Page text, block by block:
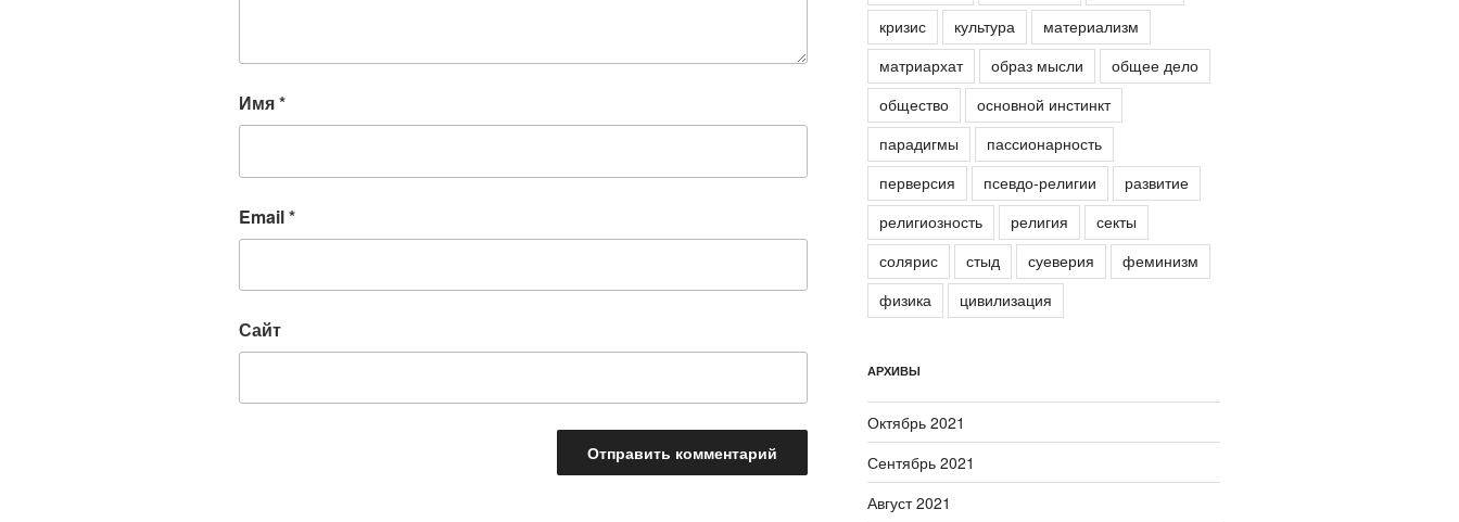
Имя*
Email*
Сайт
кризис
культура
материализм
матриархат
образ мысли
общее дело
общество
основной инстинкт
парадигмы
пассионарность
перверсия
псевдо-религии
развитие
религиозность
религия
секты
солярис
стыд суеверия
феминизм
физика
цивилизация
АРХИВЫ
Октябрь 2021
Сентябрь 2021
Август 2021